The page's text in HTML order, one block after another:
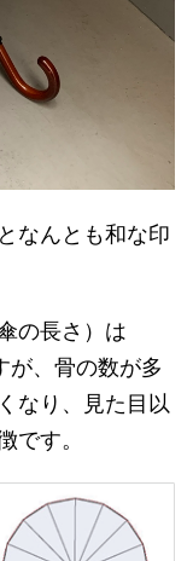
なんとも和な印
の長さ）は
が、骨の数が多
なり、見た目以
です。